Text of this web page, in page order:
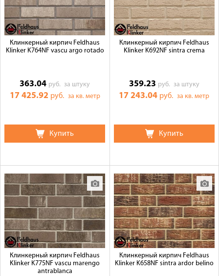
Клинкерный кирпич Feldhaus
Klinker K764NF vascu argo rotado
363.04 руб.за штуку
17 425.92 руб. за кв. метр
Купить
Клинкерный кирпич Feldhaus
Klinker K692NF sintra crema
359.23 руб. за штуку
17 243.04 руб.за кв. метр
Купить
Клинкерный кирпич Feldhaus
Klinker K775NF vascu marengo
antrablanca
Клинкерный кирпич Feldhaus
Klinker K658NF sintra ardor belino